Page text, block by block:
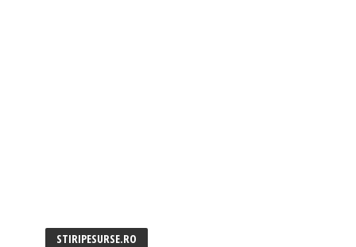
STIRIPESURSE.RO